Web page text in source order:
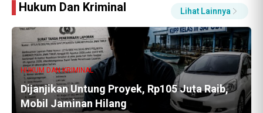
Hukum Dan Kriminal Lihat Lainnya
HUKUM DAN KRIMINAL
Dijanjikan Untung Proyek, Rp105 Juta Raib,
Mobil Jaminan Hilang